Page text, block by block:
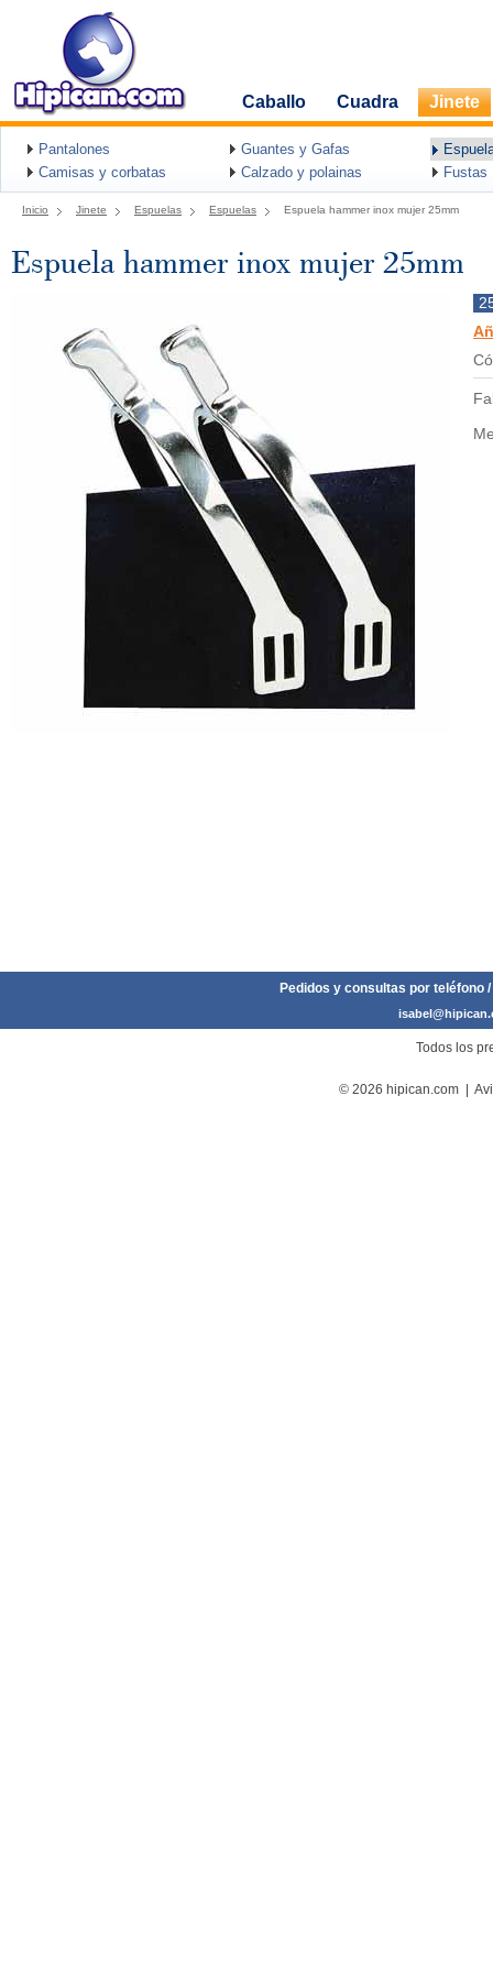
Caballo Cuadra Jinete
Pantalones Guantes y Gafas
Camisas y corbatas
Calzado y polainas Fustas
Inicio Jinete Espuelas Espuelas Espuela hammer inox mujer 25mm
Espuela hammer inox mujer 25mm
Pedidos y consultas por teléfono
Todos los
© 2026 hipican.com |